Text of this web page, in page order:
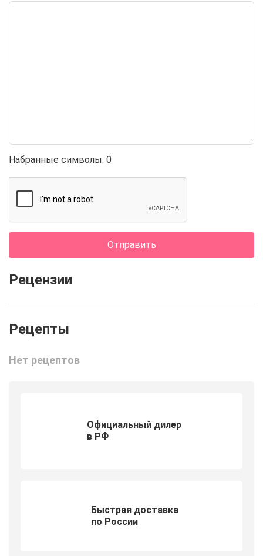
Набранные символы: 0
Отправить
Рецензии
Нет рецептов
Официальный дилер
в РФ
Быстрая доставка
по России